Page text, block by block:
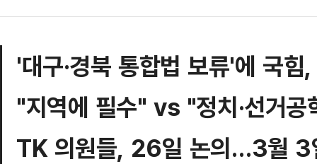
'대구·경북 통합법 보류'에 국힘
"지역에 필수" vs "정치·선거공
TK 의원들, 26일 논의…3월 3